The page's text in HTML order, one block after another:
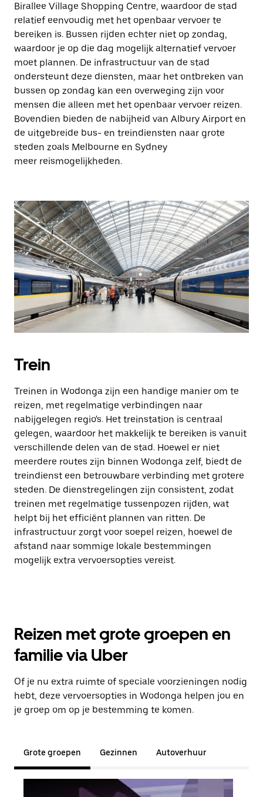
Birallee Village Shopping Centre, waardoor de stad
relatief eenvoudig met het openbaar vervoer te
bereiken is. Bussen rijden echter niet op zondag,
waardoor je op die dag mogelijk alternatief vervoer
moet plannen. De infrastructuur van de stad
ondersteunt deze diensten, maar het ontbreken van
bussen op zondag kan een overweging zijn voor
mensen die alleen met het openbaar vervoer reizen.
Bovendien bieden de nabijheid van Albury Airport en
de uitgebreide bus- en treindiensten naar grote
steden zoals Melbourne en Sydney
meer reismogelijkheden.
Trein
Treinen in Wodonga zijn een handige manier om te
reizen, met regelmatige verbindingen naar
nabijgelegen regio's. Het treinstation is centraal
gelegen, waardoor het makkelijk te bereiken is vanuit
verschillende delen van de stad. Hoewel er niet
meerdere routes zijn binnen Wodonga zelf, biedt de
treindienst een betrouwbare verbinding met grotere
steden. De dienstregelingen zijn consistent, zodat
treinen met regelmatige tussenpozen rijden, wat
helpt bij het efficiënt plannen van ritten. De
infrastructuur zorgt voor soepel reizen, hoewel de
afstand naar sommige lokale bestemmingen
mogelijk extra vervoersopties vereist.
Reizen met grote groepen en
familie via Uber
Of je nu extra ruimte of speciale voorzieningen nodig
hebt, deze vervoersopties in Wodonga helpen jou en
je groep om op je bestemming te komen.
Grote groepen Gezinnen Autoverhuur